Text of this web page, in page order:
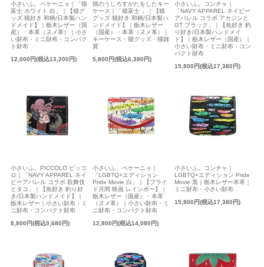
小さいふ。ペケーニョ｜「猫
富士 ホワイト 白」｜【猫グ
ッズ 猫好き 和柄/日本製ハン
ドメイド】｜栃木レザー（国
産）・本革（ヌメ革）｜小さ
い財布・ミニ財布・コンパク
ト財布
12,000円(税込13,200円)
猫のうしろすがたをしたキー
ケース｜「猫富士 」｜【猫
グッズ 猫好き 和柄/日本製ハ
ンドメイド】｜栃木レザー
（国産）・本革（ヌメ革）｜
キーケース・猫グッズ・猫雑
貨
5,800円(税込6,380円)
小さいふ。コンチャ｜
「NAVY APPAREL ネイビー
アパレル コラボ アカジンと
GT ブラック」｜【魚好き 釣
り好き/日本製ハンドメイ
ド】｜栃木レザー（国産）｜
小さい財布・ミニ財布・コン
パクト財布
15,800円(税込17,380円)
小さいふ。PICCOLO ピッコ
ロ｜「NAVY APPAREL ネイ
ビーアパレル コラボ 歌舞伎
とタコ」｜【魚好き 釣り好
き/日本製ハンドメイド】｜
栃木レザー｜小さい財布・ミ
ニ財布・コンパクト財布
8,800円(税込9,680円)
小さいふ。ペケーニョ｜
「LGBTQ+エディション
Pride Movie 白」｜【プライ
ド月間 映画 レインボー】｜
栃木レザー（国産）・本革
（ヌメ革）｜小さい財布・ミ
ニ財布・コンパクト財布
12,800円(税込14,080円)
小さいふ。コンチャ｜
LGBTQ+エディション Pride
Movie 黒｜栃木レザー本革｜
ミニ財布・小さい財布
15,800円(税込17,380円)